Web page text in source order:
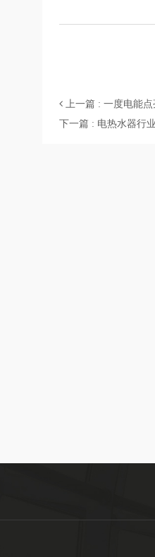
上一篇 : 一度电能点
下一篇 : 电热水器行